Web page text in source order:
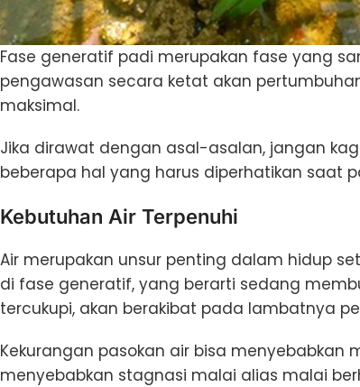
Fase generatif padi merupakan fase yang
pengawasan secara ketat akan
maksimal.
Jika dirawat dengan asal-asalan, jangan
beberapa hal yang harus diperhatikan saat
Kebutuhan Air Terpenuhi
Air merupakan unsur penting dalam hidup
di fase generatif, yang berarti sedang
tercukupi, akan berakibat pada lambatnya
Kekurangan pasokan air bisa menyebabkan
menyebabkan stagnasi malai alias malai